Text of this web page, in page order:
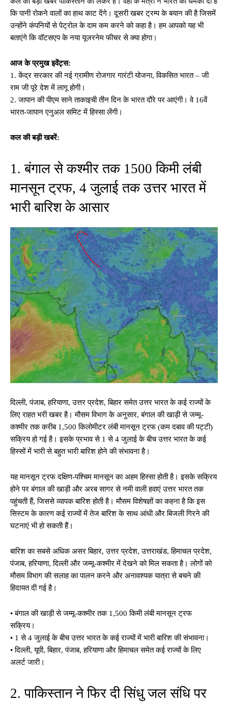
ok
A
pp
कि पानी रोकने वालों का हाथ काट देंगे। दूसरी खबर ट्रम्प के बयान की है जिसमें
उन्होंने कंपनियों से पेट्रोल के दाम कम करने को कहा है। हम आपको यह भी
बताएंगे कि वॉटसएप के नया यूजरनेम फीचर से क्या होगा।
आज के प्रमुख इवेंट्स:
1. केंद्र सरकार की नई ग्रामीण रोजगार गारंटी योजना, विकसित भारत – जी
राम जी पूरे देश में लागू होगी।
2. जापान की पीएम साने ताकाइची तीन दिन के भारत दौरे पर आएंगी। वे 16वें
भारत-जापान एनुअल समिट में हिस्सा लेंगी।
कल की बड़ी खबरें:
1. बंगाल से कश्मीर तक 1500 किमी लंबी
मानसून ट्रफ, 4 जुलाई तक उत्तर भारत में
भारी बारिश के आसार
दिल्ली, पंजाब, हरियाणा, उत्तर प्रदेश, बिहार समेत उत्तर भारत के कई राज्यों के
लिए राहत भरी खबर है। मौसम विभाग के अनुसार, बंगाल की खाड़ी से जम्मू-
कश्मीर तक करीब 1,500 किलोमीटर लंबी मानसून ट्रफ (कम दबाव की पट्टी)
सक्रिय हो गई है। इसके प्रभाव से 1 से 4 जुलाई के बीच उत्तर भारत के कई
हिस्सों में भारी से बहुत भारी बारिश होने की संभावना है।
यह मानसून ट्रफ दक्षिण-पश्चिम मानसून का अहम हिस्सा होती है। इसके सक्रिय
होने पर बंगाल की खाड़ी और अरब सागर से नमी वाली हवाएं उत्तर भारत तक
पहुंचती हैं, जिससे व्यापक बारिश होती है। मौसम विशेषज्ञों का कहना है कि इस
सिस्टम के कारण कई राज्यों में तेज बारिश के साथ आंधी और बिजली गिरने की
घटनाएं भी हो सकती हैं।
बारिश का सबसे अधिक असर बिहार, उत्तर प्रदेश, उत्तराखंड, हिमाचल प्रदेश,
पंजाब, हरियाणा, दिल्ली और जम्मू-कश्मीर में देखने को मिल सकता है। लोगों को
मौसम विभाग की सलाह का पालन करने और अनावश्यक यात्रा से बचने की
हिदायत दी गई है।
• बंगाल की खाड़ी से जम्मू-कश्मीर तक 1,500 किमी लंबी मानसून ट्रफ
सक्रिय।
• 1 से 4 जुलाई के बीच उत्तर भारत के कई राज्यों में भारी बारिश की संभावना।
• दिल्ली, यूपी, बिहार, पंजाब, हरियाणा और हिमाचल समेत कई राज्यों के लिए
अलर्ट जारी।
2. पाकिस्तान ने फिर दी सिंधु जल संधि पर